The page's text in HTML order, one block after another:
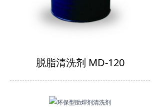
脱脂清洗剂 MD-120